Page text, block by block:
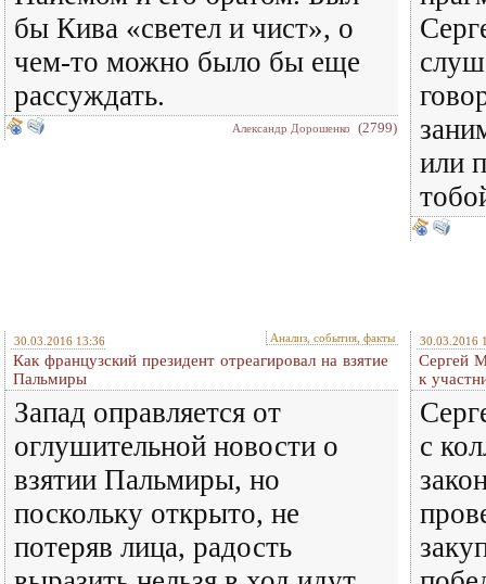
бы Кива «светел и чист», о
чем-то можно было бы еще
рассуждать.
Александр Дорошенко (2799)
или
30.03.2016 13:36 Анализ, события, факты
Как французский президент отреагировал на взятие
Пальмиры
Запад оправляется от
оглушительной новости о
взятии Пальмиры, но
поскольку открыто, не
потеряв лица, радость
30.03.2016
Сергей
к
с